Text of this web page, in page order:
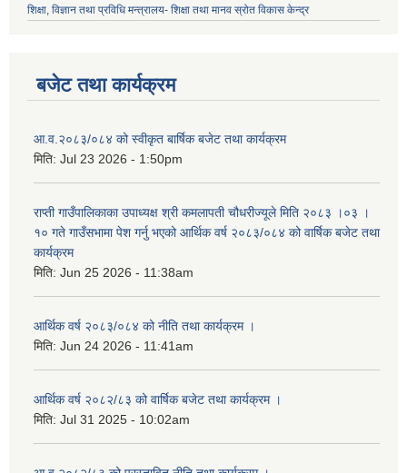
शिक्षा, विज्ञान तथा प्रविधि मन्त्रालय- शिक्षा तथा मानव स्रोत विकास केन्द्र
बजेट तथा कार्यक्रम
आ.व.२०८३/०८४ को स्वीकृत बार्षिक बजेट तथा कार्यक्रम
मिति: Jul 23 2026 - 1:50pm
राप्ती गाउँपालिकाका उपाध्यक्ष श्री कमलापती चौधरीज्यूले मिति २०८३ ।०३ ।
१० गते गाउँसभामा पेश गर्नु भएको आर्थिक वर्ष २०८३/०८४ को वार्षिक बजेट तथा
कार्यक्रम
मिति: Jun 25 2026 - 11:38am
आर्थिक वर्ष २०८३/०८४ को नीति तथा कार्यक्रम ।
मिति: Jun 24 2026 - 11:41am
आर्थिक वर्ष २०८२/८३ को वार्षिक बजेट तथा कार्यक्रम ।
मिति: Jul 31 2025 - 10:02am